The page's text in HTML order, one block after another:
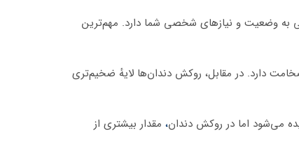
به وضعیت و نیازهای شخصی شما دارد. مهم‌ترین
مواد را بر روی سطح جلویی دندان‌ها قرار می‌دهند. این لایهٔ نازک به طور معمول حدود ۰.۵ تا ۰.۷ میلیمتر ضخامت دارد. در مقابل، روکش دندان‌ها لایهٔ ضخیم‌تری
می‌شود اما در روکش دندان، مقدار بیشتری از